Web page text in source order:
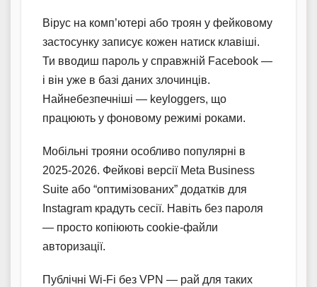
Вірус на комп’ютері або троян у фейковому
застосунку записує кожен натиск клавіші.
Ти вводиш пароль у справжній Facebook —
і він уже в базі даних злочинців.
Найнебезпечніші — keyloggers, що
працюють у фоновому режимі роками.
Мобільні трояни особливо популярні в
2025-2026. Фейкові версії Meta Business
Suite або “оптимізованих” додатків для
Instagram крадуть сесії. Навіть без пароля
— просто копіюють cookie-файли
авторизації.
Публічні Wi-Fi без VPN — рай для таких